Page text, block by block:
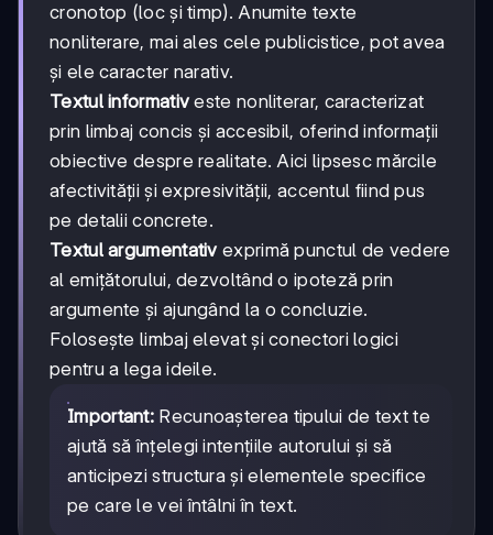
cronotop (loc și timp). Anumite texte
nonliterare, mai ales cele publicistice, pot avea
și ele caracter narativ.
Textul informativeste nonliterar, caracterizat
prin limbaj concis și accesibil, oferind informații
obiective despre realitate. Aici lipsesc mărcile
afectivității și expresivității, accentul fiind pus
pe detalii concrete.
Textul argumentativexprimă punctul de vedere
al emițătorului, dezvoltând o ipoteză prin
argumente și ajungând la o concluzie.
Folosește limbaj elevat și conectori logici
pentru a lega ideile.
Important: Recunoașterea tipului de text te
ajută să înțelegi intențiile autorului și să
anticipezi structura și elementele specifice
pe care le vei întâlni în text.